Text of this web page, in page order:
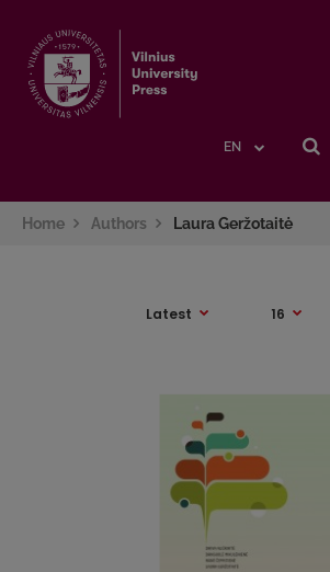
EN
Home Authors Laura Geržotaitė